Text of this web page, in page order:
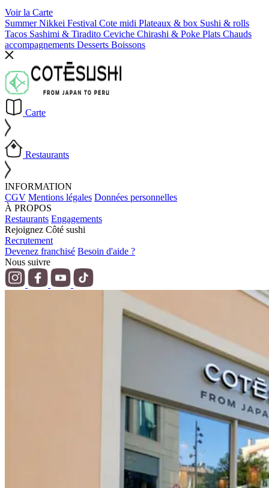
Voir la Carte
Summer Nikkei Festival Cote midi Plateaux & box Sushi & rolls
Tacos Sashimi & Tiradito Ceviche Chirashi & Poke Plats Chauds
accompagnements Desserts Boissons
Carte
Restaurants
INFORMATION
CGV Mentions légales Données personnelles
À PROPOS
Restaurants Engagements
Rejoignez Côté sushi
Recrutement
Devenez franchisé Besoin d'aide ?
Nous suivre